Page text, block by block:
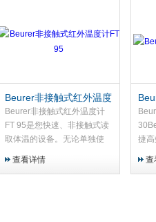
Beurer非接触式红外温度
计FT 95
Beurer非接触式红外温度计
FT 95是您快速、非接触式读
取体温的设备。无论单独使
biosignalsplux和BITalino产
查看详情
OT
捷
提
查